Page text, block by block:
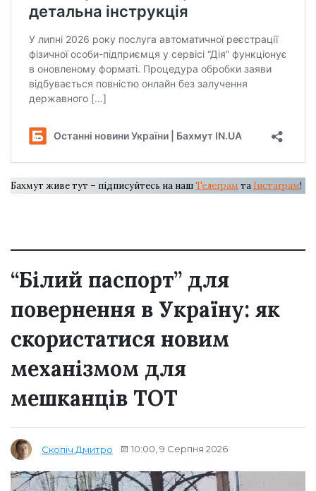
Бахмут живе тут – підписуйтесь на нашТелеграм та Інстаграм!
“Білий паспорт” для
повернення в Україну: як
скористатися новим
механізмом для
мешканців ТОТ
Скопіч Дмитро 10:00, 9 Серпня 2026